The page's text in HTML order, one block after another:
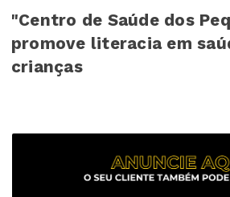
"Centro de Saúde dos
promove literacia em
crianças